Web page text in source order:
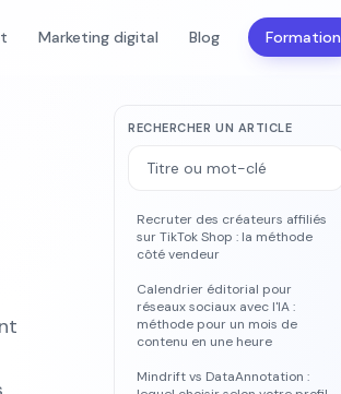
Marketing digital Blog Formation
RECHERCHER UN ARTICLE
Recruter des créateurs affiliés
sur TikTok Shop : la méthode
côté vendeur
Calendrier éditorial pour
réseaux sociaux avec l'IA :
méthode pour un mois de
contenu en une heure
Mindrift vs DataAnnotation :